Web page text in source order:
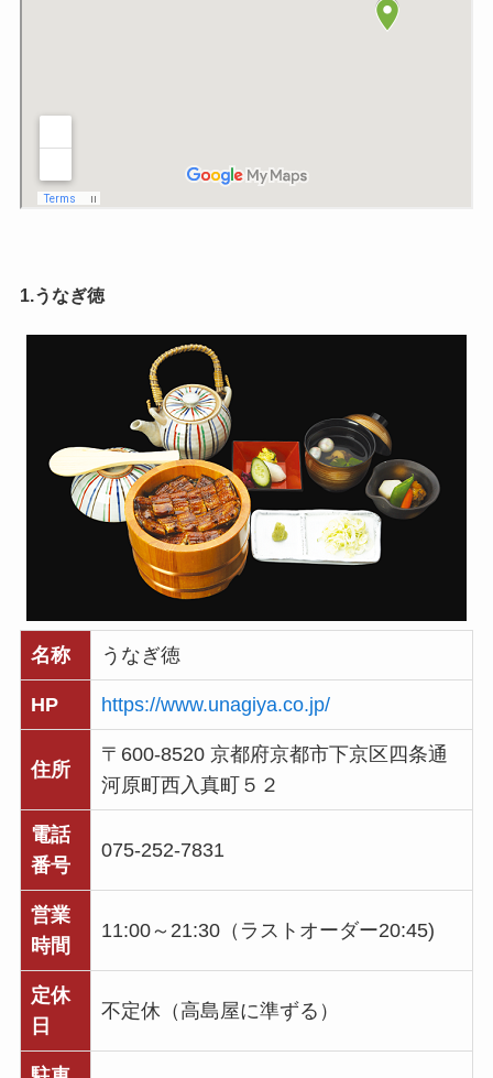
1.うなぎ徳
名称 うなぎ徳
HP https://www.unagiya.co.jp/
住所
〒600-8520 京都府京都市下京区四条通
河原町西入真町５２
電話
番号
075-252-7831
営業
時間
11:00～21:30（ラストオーダー20:45)
定休
日
不定休（高島屋に準ずる）